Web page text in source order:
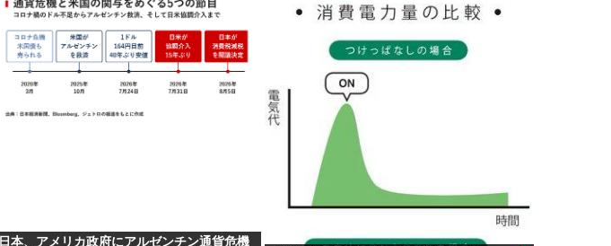
日本、アメリカ政府にアルゼンチン通貨危機